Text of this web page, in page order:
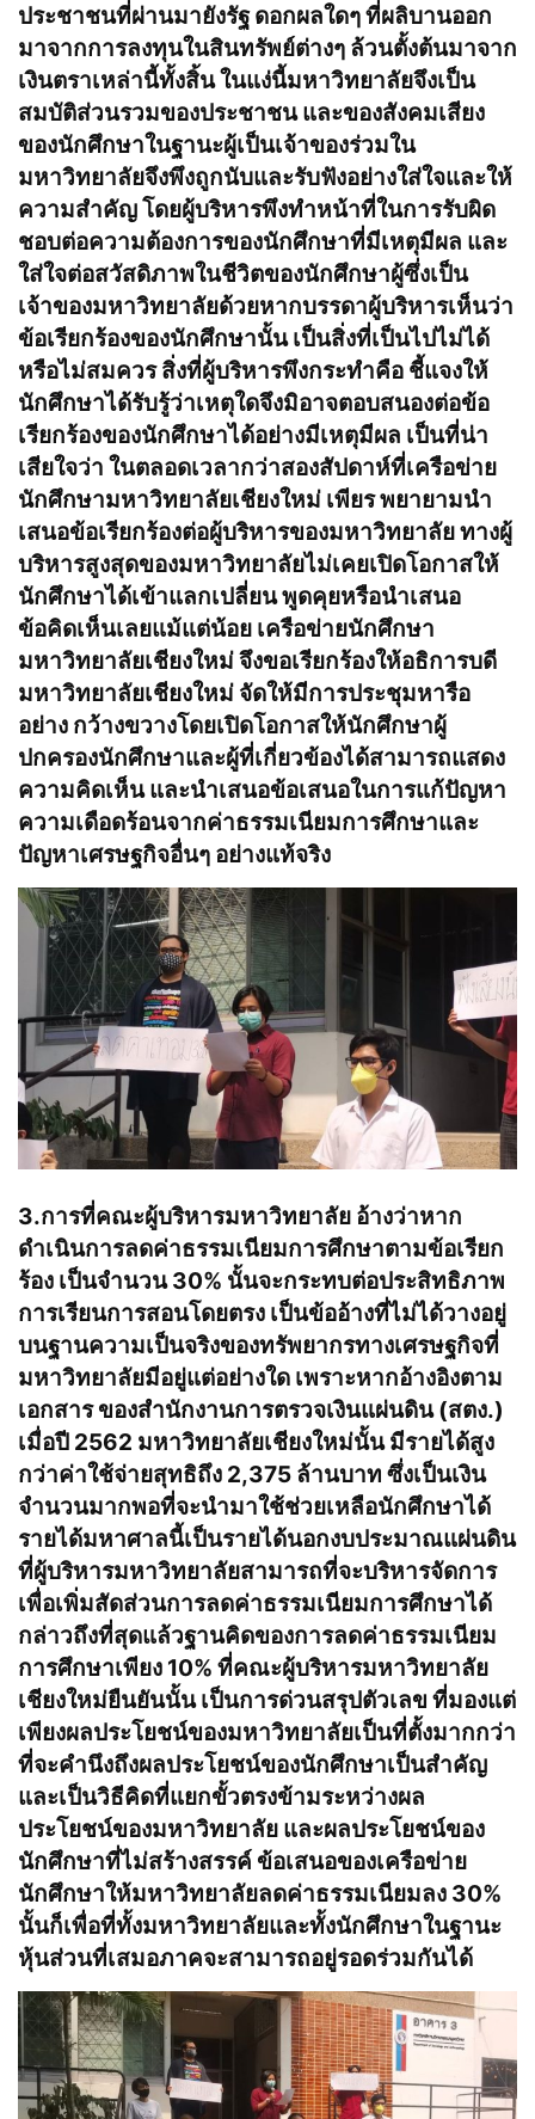
ประชาชนที่ผ่านมายังรัฐ ดอกผลใดๆ ที่ผลิบานออก
มาจากการลงทุนในสินทรัพย์ต่างๆ ล้วนตั้งต้นมาจาก
เงินตราเหล่านี้ทั้งสิ้น ในแง่นี้มหาวิทยาลัยจึงเป็น
สมบัติส่วนรวมของประชาชน และของสังคมเสียง
ของนักศึกษาในฐานะผู้เป็นเจ้าของร่วมใน
มหาวิทยาลัยจึงพึงถูกนับและรับฟังอย่างใส่ใจและให้
ความสำคัญ โดยผู้บริหารพึงทำหน้าที่ในการรับผิด
ชอบต่อความต้องการของนักศึกษาที่มีเหตุมีผล และ
ใส่ใจต่อสวัสดิภาพในชีวิตของนักศึกษาผู้ซึ่งเป็น
เจ้าของมหาวิทยาลัยด้วยหากบรรดาผู้บริหารเห็นว่า
ข้อเรียกร้องของนักศึกษานั้น เป็นสิ่งที่เป็นไปไม่ได้
หรือไม่สมควร สิ่งที่ผู้บริหารพึงกระทำคือ ชี้แจงให้
นักศึกษาได้รับรู้ว่าเหตุใดจึงมิอาจตอบสนองต่อข้อ
เรียกร้องของนักศึกษาได้อย่างมีเหตุมีผล เป็นที่น่า
เสียใจว่า ในตลอดเวลากว่าสองสัปดาห์ที่เครือข่าย
นักศึกษามหาวิทยาลัยเชียงใหม่ เพียร พยายามนำ
เสนอข้อเรียกร้องต่อผู้บริหารของมหาวิทยาลัย ทางผู้
บริหารสูงสุดของมหาวิทยาลัยไม่เคยเปิดโอกาสให้
นักศึกษาได้เข้าแลกเปลี่ยน พูดคุยหรือนำเสนอ
ข้อคิดเห็นเลยแม้แต่น้อย เครือข่ายนักศึกษา
มหาวิทยาลัยเชียงใหม่ จึงขอเรียกร้องให้อธิการบดี
มหาวิทยาลัยเชียงใหม่ จัดให้มีการประชุมหารือ
อย่าง กว้างขวางโดยเปิดโอกาสให้นักศึกษาผู้
ปกครองนักศึกษาและผู้ที่เกี่ยวข้องได้สามารถแสดง
ความคิดเห็น และนำเสนอข้อเสนอในการแก้ปัญหา
ความเดือดร้อนจากค่าธรรมเนียมการศึกษาและ
ปัญหาเศรษฐกิจอื่นๆ อย่างแท้จริง
3.การที่คณะผู้บริหารมหาวิทยาลัย อ้างว่าหาก
ดำเนินการลดค่าธรรมเนียมการศึกษาตามข้อเรียก
ร้อง เป็นจำนวน 30% นั้นจะกระทบต่อประสิทธิภาพ
การเรียนการสอนโดยตรง เป็นข้ออ้างที่ไม่ได้วางอยู่
บนฐานความเป็นจริงของทรัพยากรทางเศรษฐกิจที่
มหาวิทยาลัยมีอยู่แต่อย่างใด เพราะหากอ้างอิงตาม
เอกสาร ของสำนักงานการตรวจเงินแผ่นดิน (สตง.)
เมื่อปี 2562 มหาวิทยาลัยเชียงใหม่นั้น มีรายได้สูง
กว่าค่าใช้จ่ายสุทธิถึง 2,375 ล้านบาท ซึ่งเป็นเงิน
จำนวนมากพอที่จะนำมาใช้ช่วยเหลือนักศึกษาได้
รายได้มหาศาลนี้เป็นรายได้นอกงบประมาณแผ่นดิน
ที่ผู้บริหารมหาวิทยาลัยสามารถที่จะบริหารจัดการ
เพื่อเพิ่มสัดส่วนการลดค่าธรรมเนียมการศึกษาได้
กล่าวถึงที่สุดแล้วฐานคิดของการลดค่าธรรมเนียม
การศึกษาเพียง 10% ที่คณะผู้บริหารมหาวิทยาลัย
เชียงใหม่ยืนยันนั้น เป็นการด่วนสรุปตัวเลข ที่มองแต่
เพียงผลประโยชน์ของมหาวิทยาลัยเป็นที่ตั้งมากกว่า
ที่จะคำนึงถึงผลประโยชน์ของนักศึกษาเป็นสำคัญ
และเป็นวิธีคิดที่แยกขั้วตรงข้ามระหว่างผล
ประโยชน์ของมหาวิทยาลัย และผลประโยชน์ของ
นักศึกษาที่ไม่สร้างสรรค์ ข้อเสนอของเครือข่าย
นักศึกษาให้มหาวิทยาลัยลดค่าธรรมเนียมลง 30%
นั้นก็เพื่อที่ทั้งมหาวิทยาลัยและทั้งนักศึกษาในฐานะ
หุ้นส่วนที่เสมอภาคจะสามารถอยู่รอดร่วมกันได้